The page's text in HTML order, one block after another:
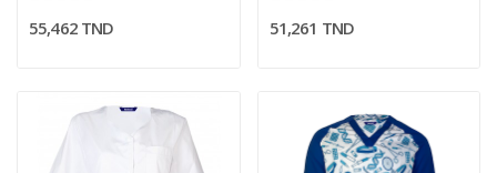
55,462 TND 51,261 TND